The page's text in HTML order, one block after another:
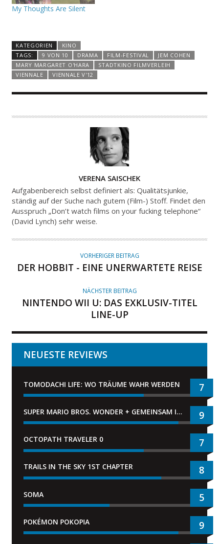
My Thoughts Are Silent
KATEGORIEN
KINO
TAGS:
9 VON 10 DRAMA FILM-FESTIVAL
JEM COHEN
MARY MARGARET O'HARA
STADTKINO FILMVERLEIH
VIENNALE
VIENNALE V'12
U
T
O
R
VERENA SAISCHEK
Aufgabenbereich selbst definiert als: Qualitätsjunkie,
ständig auf der Suche nach gutem (Film-) Stoff. Findet den
Ausspruch „Don’t watch films on your fucking telephone“
(David Lynch) sehr weise.
VORHERIGER BEITRAG
DER HOBBIT - EINE UNERWARTETE REISE
NÄCHSTER BEITRAG
NINTENDO WII U: DAS EXKLUSIV-TITEL
LINE-UP
NEUESTE REVIEWS
TOMODACHI LIFE: WO TRÄUME WAHR WERDEN 7
SUPER MARIO BROS. WONDER + GEMEINSAM IM BELLABEL-PARK 9
OCTOPATH TRAVELER 0 7
TRAILS IN THE SKY 1ST CHAPTER 8
SOMA 5
POKÉMON POKOPIA 9